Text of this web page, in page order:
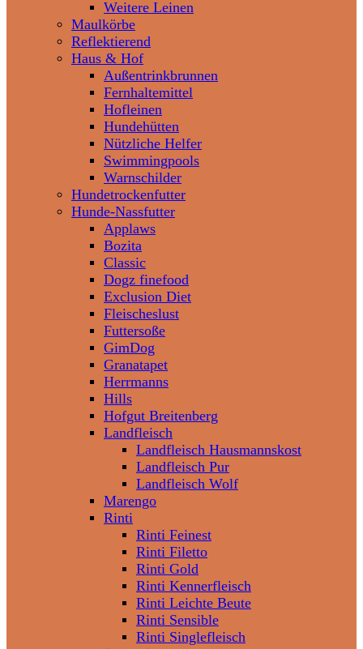
Weitere Leinen
Maulkörbe
Reflektierend
Haus & Hof
Außentrinkbrunnen
Fernhaltemittel
Hofleinen
Hundehütten
Nützliche Helfer
Swimmingpools
Warnschilder
Hundetrockenfutter
Hunde-Nassfutter
Applaws
Bozita
Classic
Dogz finefood
Exclusion Diet
Fleischeslust
Futtersoße
GimDog
Granatapet
Herrmanns
Hills
Hofgut Breitenberg
Landfleisch
Landfleisch Hausmannskost
Landfleisch Pur
Landfleisch Wolf
Marengo
Rinti
Rinti Feinest
Rinti Filetto
Rinti Gold
Rinti Kennerfleisch
Rinti Leichte Beute
Rinti Sensible
Rinti Singlefleisch